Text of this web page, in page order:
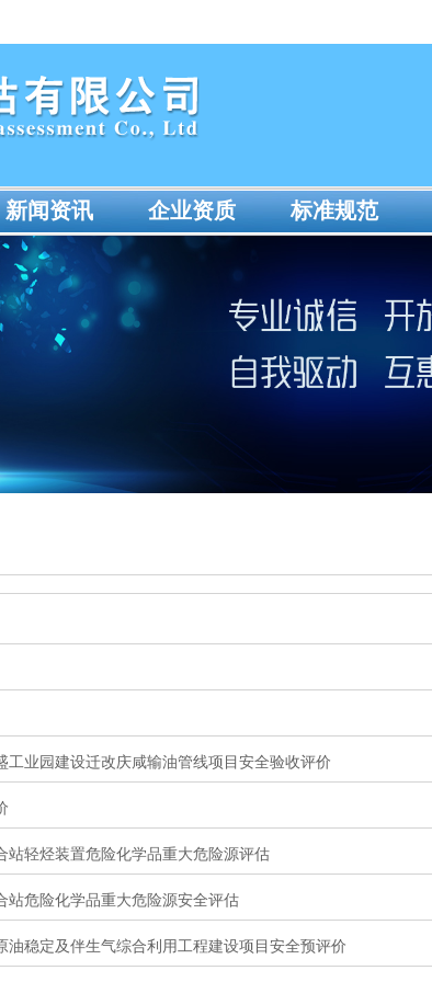
新闻资讯 企业资质 标准规范
业园建设迁改庆咸输油管线项目安全验收评价
站轻烃装置危险化学品重大危险源评估
站危险化学品重大危险源安全评估
稳定及伴生气综合利用工程建设项目安全预评价